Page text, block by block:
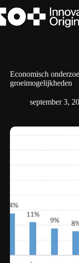
naar
de
Economisch
groeimogelijkheden
september 3,